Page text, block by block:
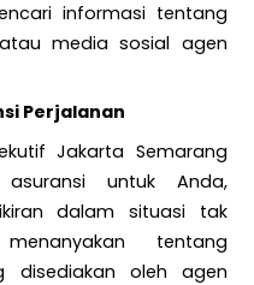
informasi tentang
media sosial agen
Perjalanan
Jakarta Semarang
asuransi untuk Anda,
dalam situasi tak
tentang
disediakan oleh agen